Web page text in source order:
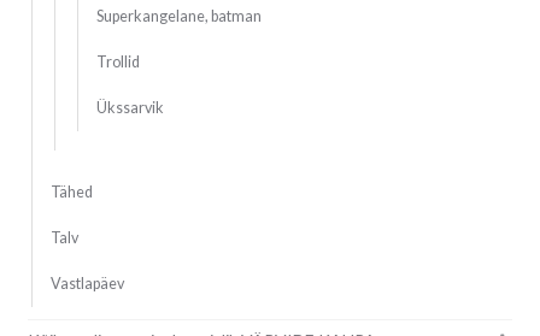
Superkangelane, batman
Trollid
Ükssarvik
Tähed
Talv
Vastlapäev